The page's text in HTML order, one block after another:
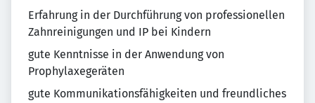
Erfahrung in der Durchführung von professionellen
Zahnreinigungen und IP bei Kindern
gute Kenntnisse in der Anwendung von
Prophylaxegeräten
gute Kommunikationsfähigkeiten und freundliches